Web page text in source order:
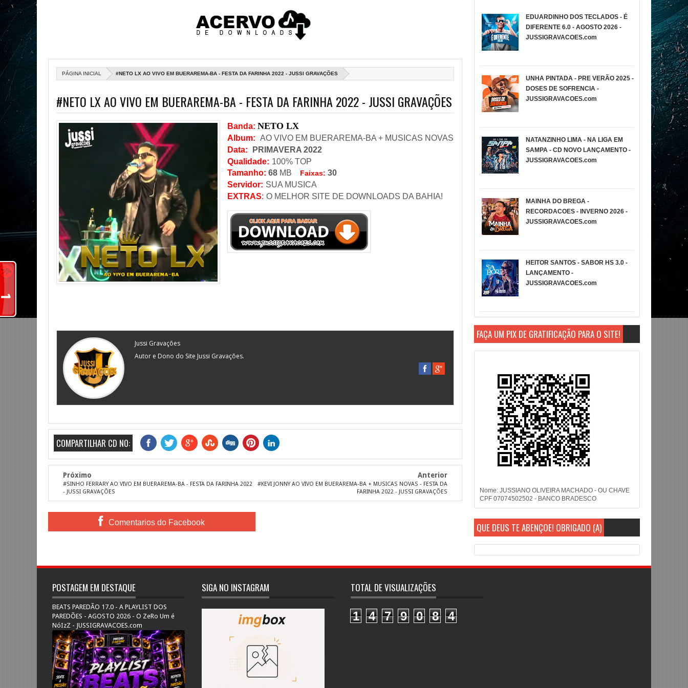
PÁGINA INICIAL #NETO LX AO VIVO EM BUERAREMA-BA - FESTA DA FARINHA 2022 - JUSSI GRAVAÇÕES
#NETO LX AO VIVO EM BUERAREMA-BA - FESTA DA FARINHA 2022 - JUSSI GRAVAÇÕES
Banda: NETO LX
Album: AO VIVO EM BUERAREMA-BA + MUSICAS NOVAS
Data:
PRIMAVERA 2022
Qualidade: 100% TOP
Tamanho: 68 MB Faixas: 30
Servidor: SUA MUSICA
EXTRAS: O MELHOR SITE DE DOWNLOADS DA BAHIA!
Jussi Gravações
Autor e Dono do Site Jussi Gravações.
COMPARTILHAR CD NO:
Próximo
#SINHO FERRARY AO VIVO EM BUERAREMA-BA - FESTA DA FARINHA 2022
- JUSSI GRAVAÇÕES
Anterior
#KEVI JONNY AO VIVO EM BUERAREMA-BA + MUSICAS NOVAS - FESTA DA
FARINHA 2022 - JUSSI GRAVAÇÕES
Comentarios do Facebook
EDUARDINHO DOS TECLADOS - É
DIFERENTE 6.0 - AGOSTO 2026 -
JUSSIGRAVACOES.com
UNHA PINTADA - PRE VERÃO 2025 -
DOSES DE SOFRENCIA -
JUSSIGRAVACOES.com
NATANZINHO LIMA - NA LIGA EM
SAMPA - CD NOVO LANÇAMENTO -
JUSSIGRAVACOES.com
MAINHA DO BREGA -
RECORDACOES - INVERNO 2026 -
JUSSIGRAVACOES.com
HEITOR SANTOS - SABOR HS 3.0 -
LANÇAMENTO -
JUSSIGRAVACOES.com
FAÇA UM PIX DE GRATIFICAÇÃO PARA O SITE!
Nome: JUSSIANO OLIVEIRA MACHADO - OU CHAVE
CPF 07074502502 - BANCO BRADESCO
QUE DEUS TE ABENÇOE! OBRIGADO (A)
POSTAGEM EM DESTAQUE
BEATS PAREDÃO 17.0 - A PLAYLIST DOS
PAREDÕES - AGOSTO 2026 - O ZeRo Um é
NóIzZ - JUSSIGRAVACOES.com
SIGA NO INSTAGRAM TOTAL DE VISUALIZAÇÕES
1 4 7 9 0 8 4